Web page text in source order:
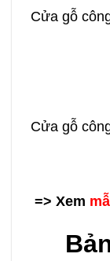
Cửa gỗ
Cửa gỗ
=> Xem